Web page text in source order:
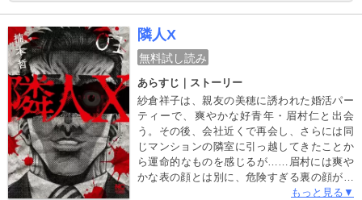
かーーーニヤニヤが止まらない！赤面があふ
れ出す!!青春満載のオフィス・ラブコメディ開
幕!!!
隣人X
無料試し読み
あらすじ｜ストーリー
紗倉祥子は、親友の美穂に誘われた婚活パー
ティーで、爽やかな好青年・眉村仁と出会
う。その後、会社近くで再会し、さらには同
じマンションの隣室に引っ越してきたことか
ら運命的なものを感じるが……眉村には爽や
かな表の顔とは別に、危険すぎる裏の顔があ
った！ 眉村は偶然を装い、祥子を付け狙っ
もっと見る▼